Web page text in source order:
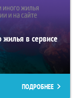
жилья в сервисе
ПОДРОБНЕЕ